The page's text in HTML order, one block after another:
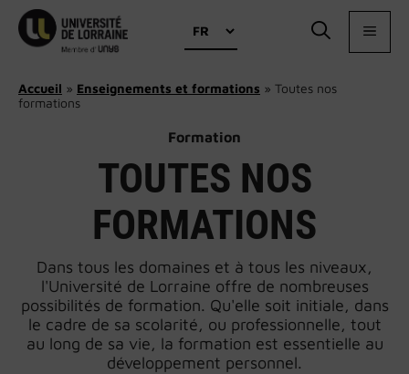
Aller
contenu
Choisir
une
Accueil » Enseignements et formations » Toutes nos
formations
Formation
TOUTES NOS
FORMATIONS
Dans tous les domaines et à tous les niveaux,
l'Université de Lorraine offre de nombreuses
possibilités de formation. Qu'elle soit initiale, dans
le cadre de sa scolarité, ou professionnelle, tout
au long de sa vie, la formation est essentielle au
développement personnel.